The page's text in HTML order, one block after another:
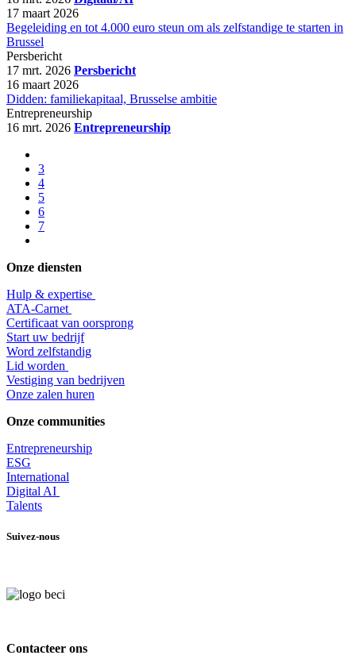
17 maart 2026
Begeleiding en tot 4.000 euro steun om als zelfstandige te starten in
Brussel
Persbericht
17 mrt. 2026 Persbericht
16 maart 2026
Didden: familiekapitaal, Brusselse ambitie
Entrepreneurship
16 mrt. 2026 Entrepreneurship
3
4
5
6
7
Onze diensten
Hulp & expertise
​ATA-Carnet
Certificaat van oorsprong
Start uw bedrijf
Word zelfstandig
Lid worden
​Vestiging van bedrijven
Onze zalen huren
Onze communities
Entrepreneurship
ESG
International
Digital AI
Talents
Suivez-nous
Contacteer ons